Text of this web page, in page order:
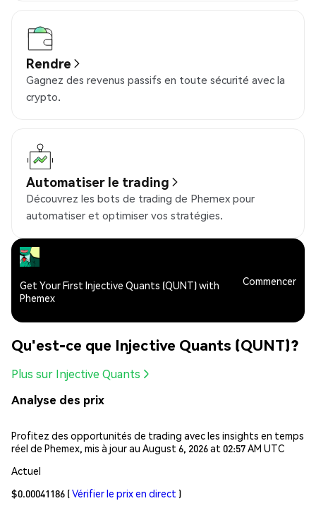
Rendre
Gagnez des revenus passifs en toute sécurité avec la
crypto.
Automatiser le trading
Découvrez les bots de trading de Phemex pour
automatiser et optimiser vos stratégies.
Get Your First Injective Quants (QUNT) with
Phemex
Commencer
Qu'est-ce que Injective Quants (QUNT)?
Plus sur Injective Quants
Analyse des prix
Profitez des opportunités de trading avec les insights en temps
réel de Phemex, mis à jour au August 6, 2026 at 02:57 AM UTC
Actuel
$0.00041186 (Vérifier le prix en direct )